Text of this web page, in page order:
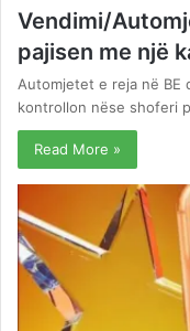
Vendimi/
pajisen me një
Automjetet e reja në BE
kontrollon nëse shoferi
Read More »